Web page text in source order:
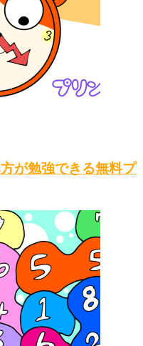
が勉強できる無料プ